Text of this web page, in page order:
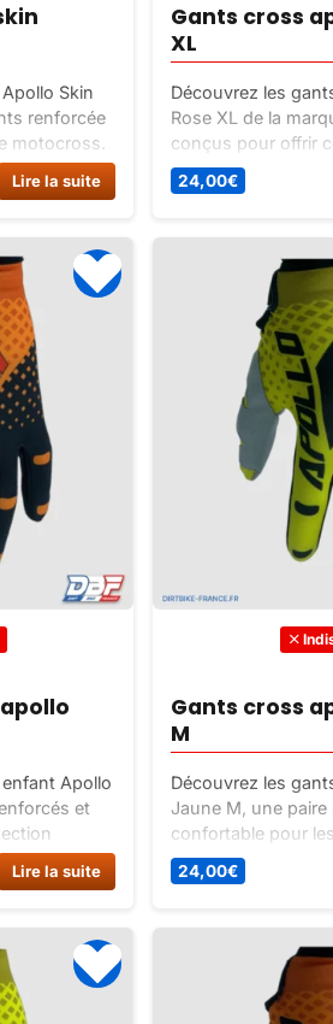
Skin
renforcée
motocross.
couleurs,
Lire la suite
Gants cross
XL
Découvrez les
Rose XL de la
conçus pour offrir
aux pilotes de
en 5 tailles et 6
24,00€
Apollo
et
et 6
Lire la suite
Gants cross
M
Découvrez les
Jaune M, une paire
confortable pour
motocross.
couleurs. Achetez
24,00€